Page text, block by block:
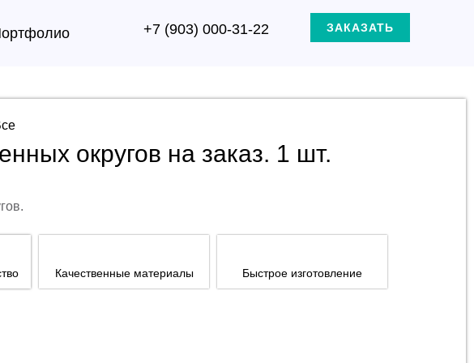
+7 (903) 000-31-22 ЗАКАЗАТЬ
округов на заказ. 1 шт.
Качественные материалы Быстрое изготовление